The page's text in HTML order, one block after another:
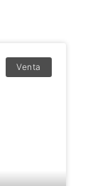
Venta